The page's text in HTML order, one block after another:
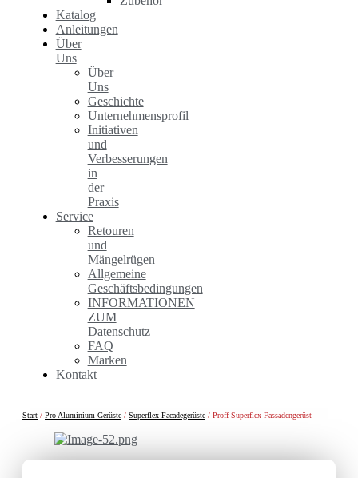
Katalog
Anleitungen
Über
Uns
Über
Uns
Geschichte
Unternehmensprofil
Initiativen
und
Verbesserungen
in
der
Praxis
Service
Retouren
und
Mängelrügen
Allgemeine
Geschäftsbedingungen
INFORMATIONEN
ZUM
Datenschutz
FAQ
Marken
Kontakt
Start / Pro Aluminium Gerüste / Superflex Facadegerüste / Proff Superflex-Fassadengerüst